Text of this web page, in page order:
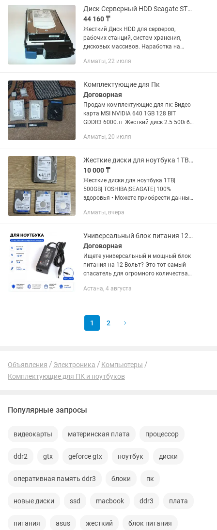
Диск Серверный HDD Seagate ST3300657SS 300GB SAS 15K RPM AKH300
44 160 ₸
Жесткий Диск HDD для серверов,
рабочих станций, систем хранения,
дисковых массивов. Наработка на
Производитель Hitachi Data
Алматы, 22 июля
Комплектующие для Пк
Договорная
Продам комплектующие для пк: Видео
карта MSI NVIDIA 640 1GB 128 BIT
GDDR3 6000.тг Жесткий диск 2.5 500гб
диск Seagate 3.5 500гб sata 100%
Алматы, 20 июля
Жесткие диски для ноутбука 1TB 500GB TOSHIBASEAGATE 100% здоровья
10 000 ₸
Жесткие диски для ноутбука 1TB|
500GB| TOSHIBA|SEAGATE| 100%
здоровья • Можете приобрести данный
Абишева 36/3 ЖК Гульдер (Прошу
Алматы, вчера
Универсальный блок питания 12V 5A 60W 5.5х2.5 мм для мониторов и техники
Договорная
Ищете универсальный и мощный блок
питания на 12 Вольт? Это тот самый
спасатель для огромного количества
выдает честные 60W (5 Ампер), не
Астана, 4 августа
1 2
Объявления Электроника
Компьютеры
Комплектующие для ПК и ноутбуков
Популярные запросы
видеокарты материнская плата процессор
ddr2 gtx geforce gtx ноутбук диски
оперативная память ddr3 блоки пк
новые диски ssd macbook ddr3 плата
питания asus жесткий блок питания